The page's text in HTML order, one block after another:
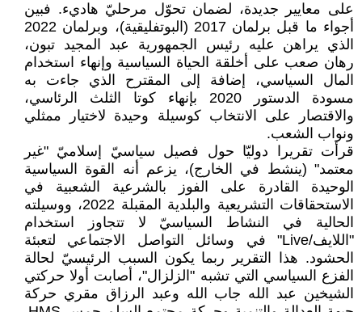
على معايير جديدة، لضمان تحوّل مرحليّ هاديء. فبين
أجواء ما قبل برلمان 2017 (البوتفليقية)، وبرلمان 2022
الذي يراهن عليه رئيس الجمهورية عبد المجيد تبون،
رهان صعب على أخلقة الحياة السياسية وإنهاء استخدام
المال السياسي، إضافة إلى المقترح الذي جاءت به
مسودة الدستور 2020 بإنهاء كوتا الثلث الرئاسي،
والاقتصار على الانتخاب كوسيلة وحيدة لاختيار ممثلي
ونواب الشعب.
قرأت تقريرا دوليّا حول فصيل سياسيّ إسلاميّ "غير
معتمد" (ينشط في الخارج)، يزعم أنه القوة السياسية
الوحيدة القادرة على الفوز بالشرعية الشعبية في
الاستحقاقات التشريعية والبلدية المقبلة 2022، ووسيلته
الحالية في النشاط السياسيّ لا تتجاوز استخدام
"اللايف/Live" في وسائل التواصل الاجتماعي لتعبئة
الحشود. هذا التقرير ربما يكون السبب الرئيسيّ لحالة
الفزع السياسي التي تشبه "الزلزال"، أصابت أولا حركتي
الشيخين عبد الله جاب الله وعبد الرزاق مقري حركة